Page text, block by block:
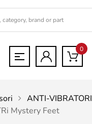
0
ANTI-VIBRATORI
Mystery Feet